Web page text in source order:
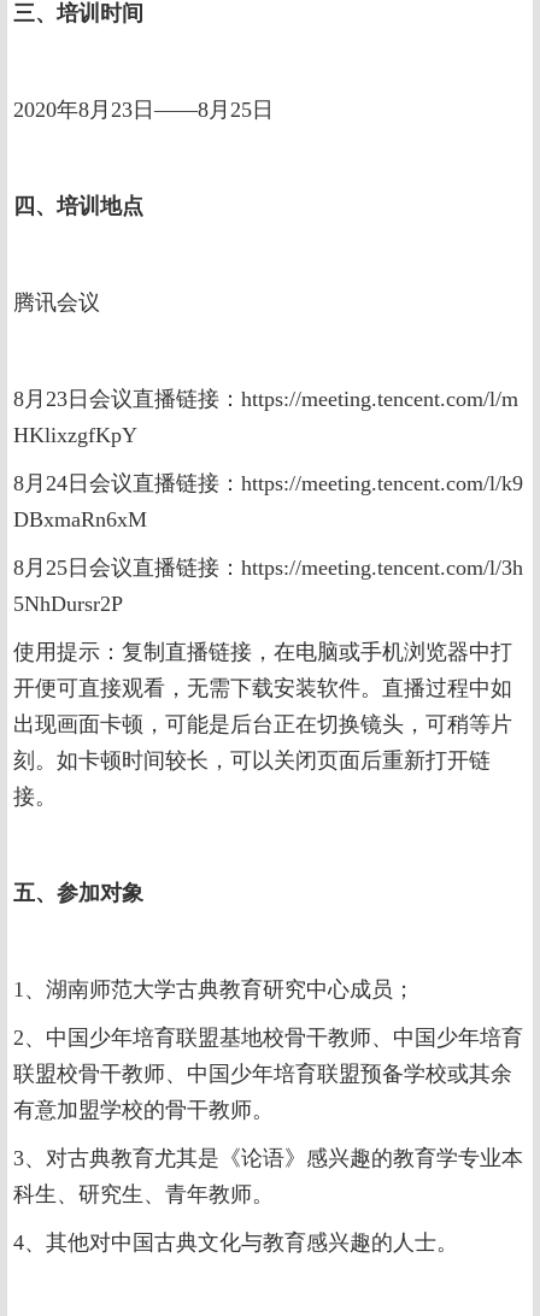
三、培训时间
2020年8月23日——8月25日
四、培训地点
腾讯会议
8月23日会议直播链接：https://meeting.tencent.com/l/m
HKlixzgfKpY
8月24日会议直播链接：https://meeting.tencent.com/l/k9
DBxmaRn6xM
8月25日会议直播链接：https://meeting.tencent.com/l/3h
5NhDursr2P
使用提示：复制直播链接，在电脑或手机浏览器中打
开便可直接观看，无需下载安装软件。直播过程中如
出现画面卡顿，可能是后台正在切换镜头，可稍等片
刻。如卡顿时间较长，可以关闭页面后重新打开链
接。
五、参加对象
1、湖南师范大学古典教育研究中心成员；
2、中国少年培育联盟基地校骨干教师、中国少年培育
联盟校骨干教师、中国少年培育联盟预备学校或其余
有意加盟学校的骨干教师。
3、对古典教育尤其是《论语》感兴趣的教育学专业本
科生、研究生、青年教师。
4、其他对中国古典文化与教育感兴趣的人士。